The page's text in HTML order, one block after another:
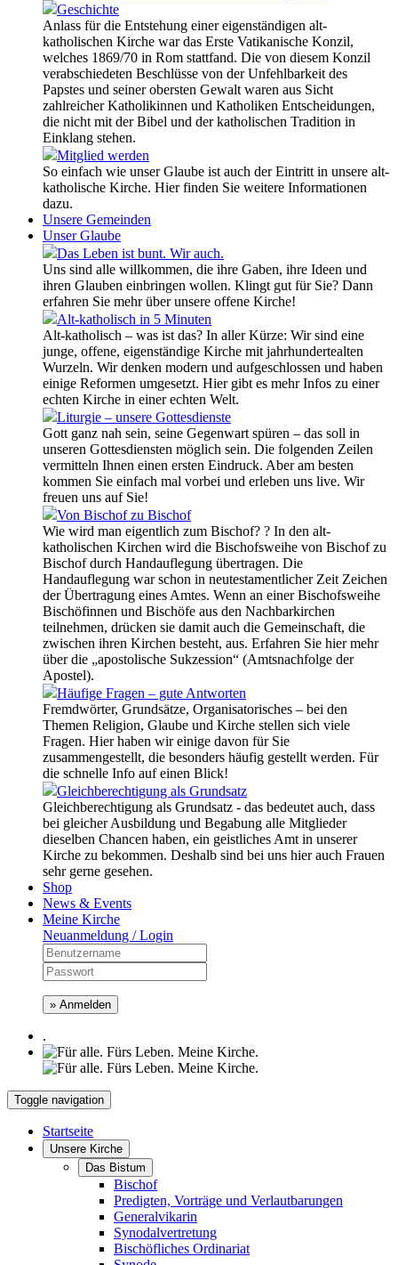
Geschichte
Anlass für die Entstehung einer eigenständigen alt-
katholischen Kirche war das Erste Vatikanische Konzil,
welches 1869/70 in Rom stattfand. Die von diesem Konzil
verabschiedeten Beschlüsse von der Unfehlbarkeit des
Papstes und seiner obersten Gewalt waren aus Sicht
zahlreicher Katholikinnen und Katholiken Entscheidungen,
die nicht mit der Bibel und der katholischen Tradition in
Einklang stehen.
Mitglied werden
So einfach wie unser Glaube ist auch der Eintritt in unsere alt-
katholische Kirche. Hier finden Sie weitere Informationen
dazu.
Unsere Gemeinden
Unser Glaube
Das Leben ist bunt. Wir auch.
Uns sind alle willkommen, die ihre Gaben, ihre Ideen und
ihren Glauben einbringen wollen. Klingt gut für Sie? Dann
erfahren Sie mehr über unsere offene Kirche!
Alt-katholisch in 5 Minuten
Alt-katholisch – was ist das? In aller Kürze: Wir sind eine
junge, offene, eigenständige Kirche mit jahrhundertealten
Wurzeln. Wir denken modern und aufgeschlossen und haben
einige Reformen umgesetzt. Hier gibt es mehr Infos zu einer
echten Kirche in einer echten Welt.
Liturgie – unsere Gottesdienste
Gott ganz nah sein, seine Gegenwart spüren – das soll in
unseren Gottesdiensten möglich sein. Die folgenden Zeilen
vermitteln Ihnen einen ersten Eindruck. Aber am besten
kommen Sie einfach mal vorbei und erleben uns live. Wir
freuen uns auf Sie!
Von Bischof zu Bischof
Wie wird man eigentlich zum Bischof? ? In den alt-
katholischen Kirchen wird die Bischofsweihe von Bischof zu
Bischof durch Handauflegung übertragen. Die
Handauflegung war schon in neutestamentlicher Zeit Zeichen
der Übertragung eines Amtes. Wenn an einer Bischofsweihe
Bischöfinnen und Bischöfe aus den Nachbarkirchen
teilnehmen, drücken sie damit auch die Gemeinschaft, die
zwischen ihren Kirchen besteht, aus. Erfahren Sie hier mehr
über die „apostolische Sukzession“ (Amtsnachfolge der
Apostel).
Häufige Fragen – gute Antworten
Fremdwörter, Grundsätze, Organisatorisches – bei den
Themen Religion, Glaube und Kirche stellen sich viele
Fragen. Hier haben wir einige davon für Sie
zusammengestellt, die besonders häufig gestellt werden. Für
die schnelle Info auf einen Blick!
Gleichberechtigung als Grundsatz
Gleichberechtigung als Grundsatz - das bedeutet auch, dass
bei gleicher Ausbildung und Begabung alle Mitglieder
dieselben Chancen haben, ein geistliches Amt in unserer
Kirche zu bekommen. Deshalb sind bei uns hier auch Frauen
sehr gerne gesehen.
Shop
News & Events
Meine Kirche
Neuanmeldung / Login
» Anmelden
.
Toggle navigation
Startseite
Unsere Kirche
Das Bistum
Bischof
Predigten, Vorträge und Verlautbarungen
Generalvikarin
Synodalvertretung
Bischöfliches Ordinariat